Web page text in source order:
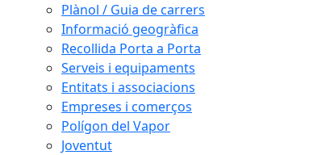
Plànol / Guia de carrers
Informació geogràfica
Recollida Porta a Porta
Serveis i equipaments
Entitats i associacions
Empreses i comerços
Polígon del Vapor
Joventut